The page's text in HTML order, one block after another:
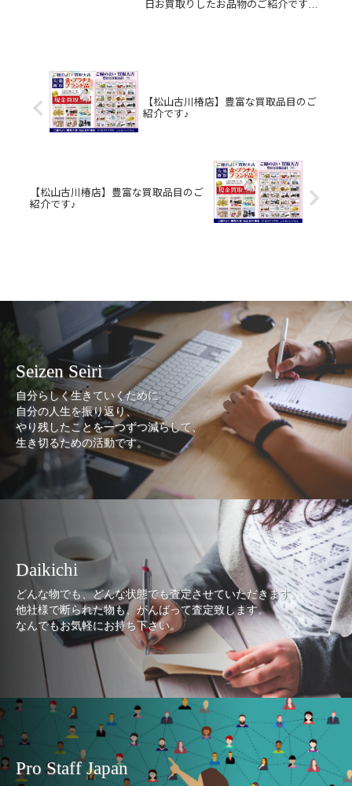
日お買取りしたお品物のご紹介です。
【松山古川椿店】豊富な買取品目のご
紹介です♪
【松山古川椿店】豊富な買取品目のご
紹介です♪
Seizen Seiri
自分らしく生きていくために
自分の人生を振り返り、
やり残したことを一つずつ減らして、
生き切るための活動です。
Daikichi
どんな物でも、どんな状態でも査定させていただきます。
他社様で断られた物も、がんばって査定致します。
なんでもお気軽にお持ち下さい。
Pro Staff Japan